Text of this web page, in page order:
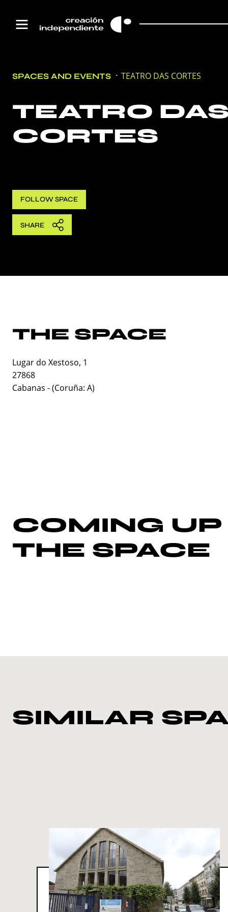
SPACES AND EVENTS TEATRO DAS CORTES
TEATRO
CORTES
FOLLOWSPACE
SHARE
THE SPACE
Lugar do Xestoso, 1
27868
Cabanas - (Coruña: A)
COMING UP
THE SPACE
SIMILAR